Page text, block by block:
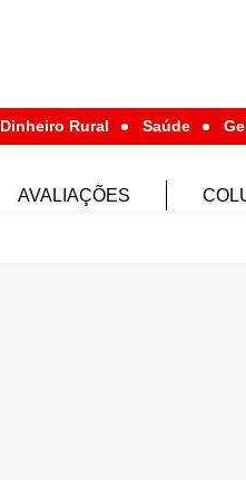
Dinheiro Rural Saúde
AVALIAÇÕES